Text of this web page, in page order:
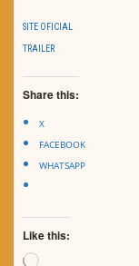
SITE OFICIAL
TRAILER
Share this:
X
FACEBOOK
WHATSAPP
Like this:
Loading…